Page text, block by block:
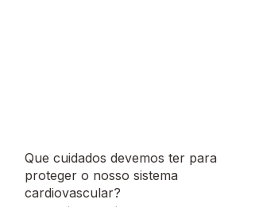
Que cuidados devemos ter para
proteger o nosso sistema
cardiovascular?